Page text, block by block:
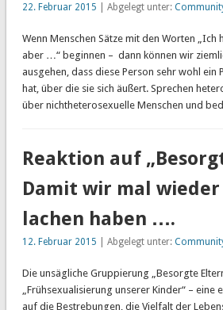
22. Februar 2015 | Abgelegt unter:
Wenn Menschen Sätze mit den Worten
aber …“ beginnen – dann können wir
ausgehen, dass diese Person sehr wohl
hat, über die sie sich äußert. Sprechen
über nichtheterosexuelle Menschen und
Reaktion auf
Damit wir mal wieder
lachen haben ….
12. Februar 2015 | Abgelegt unter:
Die unsägliche Gruppierung „Besorgte
„Frühsexualisierung unserer Kinder“ –
auf die Bestrebungen, die Vielfalt der